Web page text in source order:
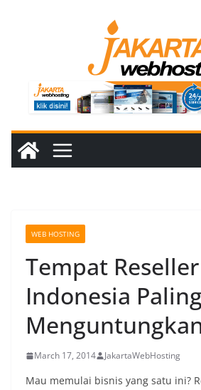
WEB HOSTING
Tempat
Indonesia Paling
March 17, 2014 JakartaWebHosting
Mau memulai bisnis yang satu ini?